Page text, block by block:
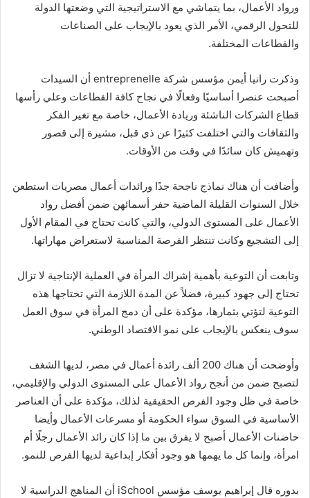
ورواد الأعمال، بما يتماشي مع الاستراتيجية التي وضعتها الدولة
للتحول الرقمي، الأمر الذي يعود بالإيجاب على الصناعات
والقطاعات المختلفة.
وذكرت رانيا أيمن مؤسس شركة entreprenelle أن السيدات
أصبحت عنصرا أساسيًا وفعالًا في نجاح كافة القطاعات وعلي رأسها
قطاع الشركات الناشئة وريادة الأعمال، خاصة مع تغير الفكر
والثقافات والتي اختلفت كثيرًا عن ذي قبل، مشيرة إلى قصور
وتهميش كان سائدًا في وقت من الأوقات.
وأضافت أن هناك نماذج ناجحة جدًا ورائدات أعمال مصريات استطعن
خلال السنوات القليلة الماضية حفر أسمائهن ضمن أفضل رواد
الأعمال على المستوى الدولي، والتي كانت تحتاج في المقام الأول
إلى التشجيع وكانت تنتظر الفرصة المناسبة لاستعراض مهاراتها.
وتابعت أن التوعية بأهمية إشراك المرأة في العملية الإنتاجية لا تزال
تحتاج إلى جهود كبيرة، فضلاً عن المدة اللازمة التي تحتاجها هذه
التوعية لتؤتي بثمارها، مؤكدة على أن دمج المرأة في سوق العمل
سوف ينعكس بالإيجاب على نمو الاقتصاد الوطني.
وأوضحت أن هناك 200 ألف رائدة أعمال في مصر، لديها الشغف
لتصبح ضمن من أنجح رواد الأعمال على المستوى الدولي والإقليمي،
خاصة في ظل وجود الفرص الحقيقية لذلك، مؤكدة على أن العناصر
الأساسية في السوق سواء الحكومة أو مسرعات الأعمال وأيضا
حاضنات الأعمال أصبح لا يفرق بين ما إذا كان رائد الأعمال رجلًا أم
امرأة، وإنما كل ما يهمها هو وجود أفكار إبداعية لديها الفرص للنمو.
بدوره قال إبراهيم يوسف مؤسس iSchool أن المناهج الدراسية لا